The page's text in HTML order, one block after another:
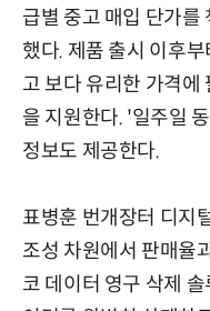
급별 중고 매입 단가를
했다. 제품 출시 이후
고 보다 유리한 가격에
을 지원한다. '일주일
정보도 제공한다.
표병훈 번개장터 디지
조성 차원에서 판매율
코 데이터 영구 삭제